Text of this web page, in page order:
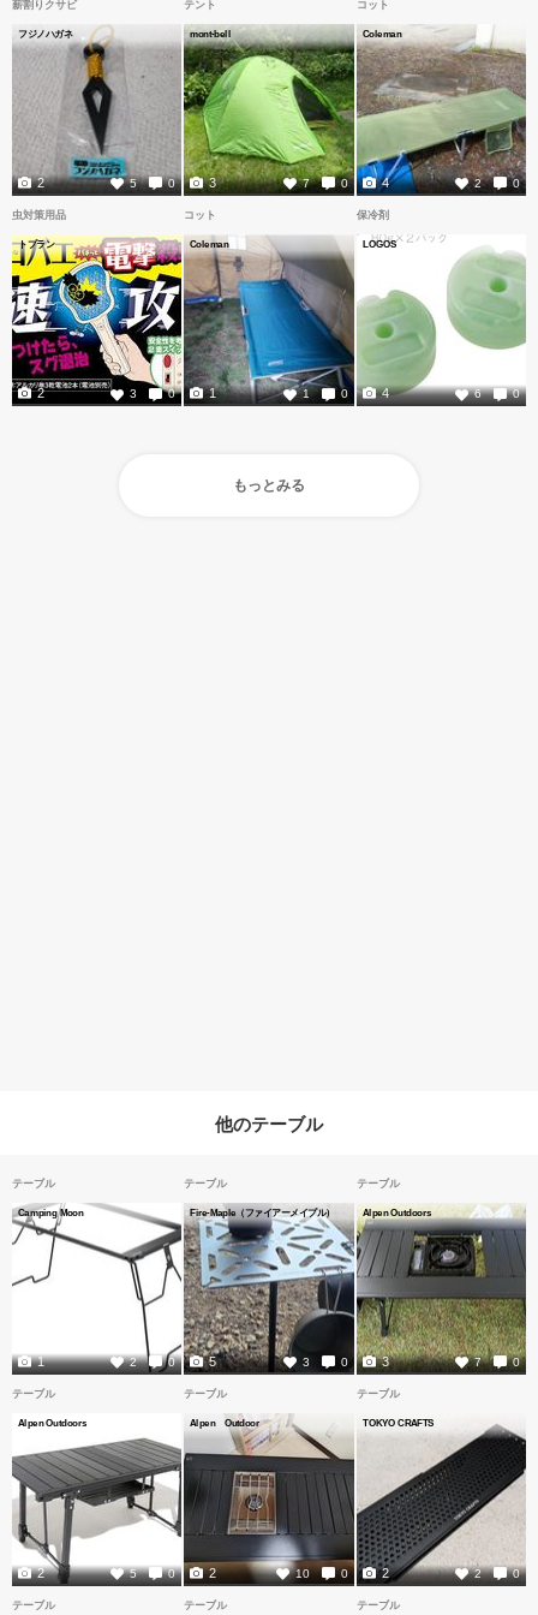
薪割りクサビ
フジノハガネ
5 0
2
テント
mont-bell
7 0
3
コット
Coleman
2 0
4
虫対策用品
トプラン
3 0
2
コット
Coleman
1 0
1
保冷剤
LOGOS
6 0
4
もっとみる
他のテーブル
テーブル
Camping Moon
2 0
1
テーブル
Fire-Maple（ファイアーメイプル）
3 0
5
テーブル
Alpen Outdoors
7 0
3
テーブル
Alpen Outdoors
5 0
2
テーブル
Alpen Outdoor
10 0
2
テーブル
TOKYO CRAFTS
2 0
2
テーブル テーブル テーブル